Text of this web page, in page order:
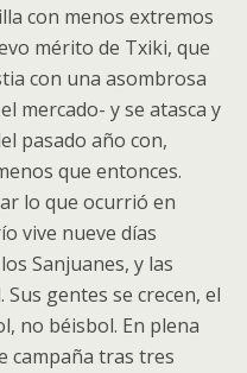
con menos extremos
mérito de Txiki, que
con una asombrosa
mercado- y se atasca y
pasado año con,
que entonces.
lo que ocurrió en
vive nueve días
Sanjuanes, y las
gentes se crecen, el
no béisbol. En plena
campaña tras tres